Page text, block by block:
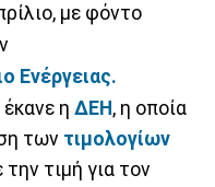
με φόντο
Ενέργειας.
η ΔΕΗ, η οποία
των τιμολογίων
την τιμή για τον